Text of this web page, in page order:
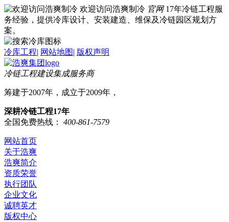
欢迎访问浩爽制冷 官网 17年冷链工程服
务经验，提供冷库设计、安装建造、维保及冷链园区规划方
案。
冷库工程| 网站地图| 版权声明
冷链工程建设集成服务商
筹建于2007年，成立于2009年，
深耕冷链工程17年
全国免费热线：
400-861-7579
网站首页
关于浩爽
浩爽简介
资质荣誉
执行团队
企业文化
诚聘英才
版权中心